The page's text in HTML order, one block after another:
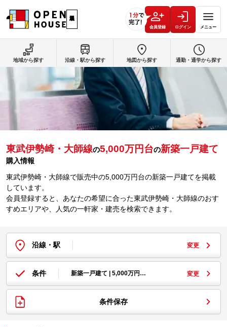
会員登録 ログイン メニュー
東武伊勢崎・大師線の5,000万円台の新築一戸建て
購入情報
東武伊勢崎・大師線で販売中の5,000万円台の新築一戸建てを掲載
しています。
会員登録すると、あなたの希望に合った東武伊勢崎・大師線のおす
すめエリアや、人気の一軒家・建売を検索できます。
沿線・駅 変更
条件 新築一戸建て | 5,000万円… 変更
条件保存
地域から探す 沿線・駅から探す 地図から探す 通勤・通学から探す